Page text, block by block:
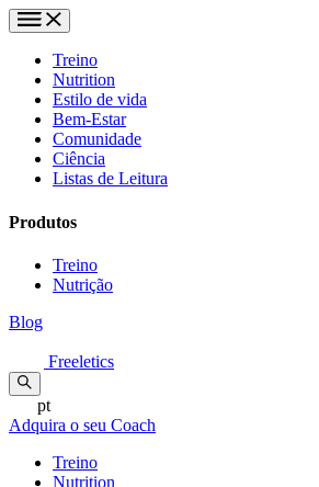
Treino
Nutrition
Estilo de vida
Bem-Estar
Comunidade
Ciência
Listas de Leitura
Produtos
Treino
Nutrição
Blog
Freeletics
pt
Adquira o seu Coach
Treino
Nutrition